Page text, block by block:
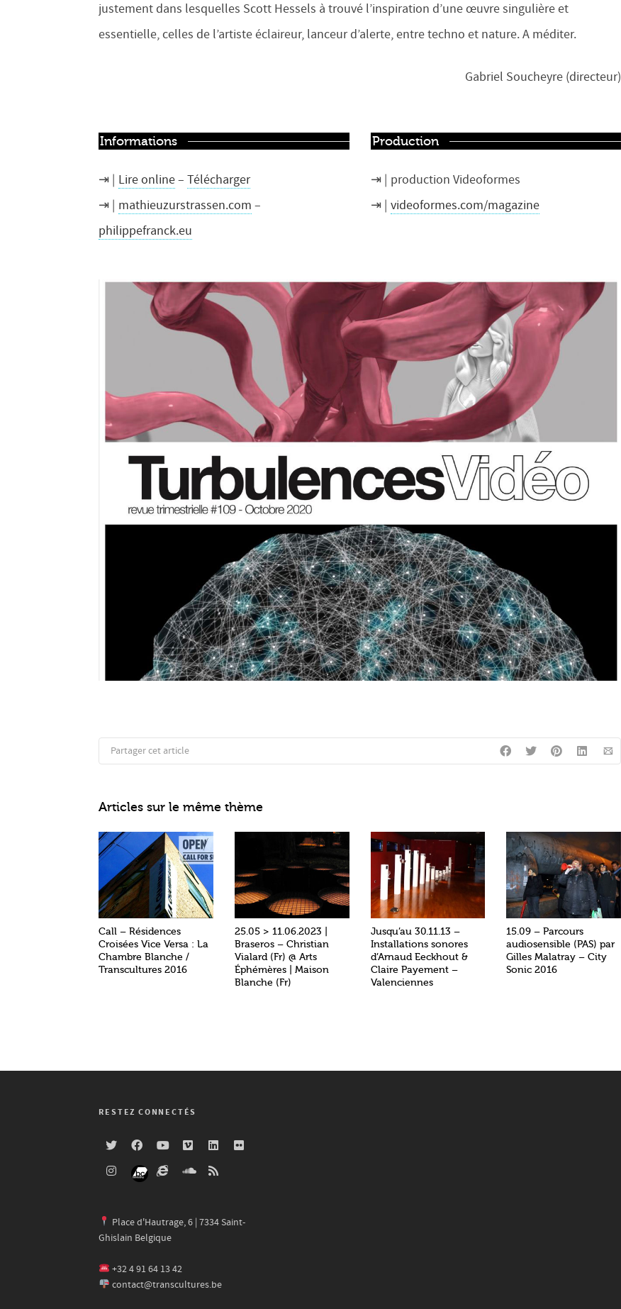
justement dans lesquelles Scott Hessels à trouvé l’inspiration d’une œuvre singulière et
essentielle, celles de l’artiste éclaireur, lanceur d’alerte, entre techno et nature. A méditer.
Gabriel Soucheyre (directeur)
Informations
Lire online–Télécharger
mathieuzurstrassen.com –
philippefranck.eu
Production
production Videoformes
videoformes.com/magazine
Partager cet article
Articles sur le même thème
Call – Résidences
Croisées Vice Versa : La
Chambre Blanche /
Transcultures 2016
25.05 > 11.06.2023 |
Braseros – Christian
Vialard (Fr) @ Arts
Éphémères | Maison
Blanche (Fr)
Jusqu’au 30.11.13 –
Installations sonores
d’Arnaud Eeckhout &
Claire Payement –
Valenciennes
15.09 – Parcours
audiosensible (PAS) par
Gilles Malatray – City
Sonic 2016
RESTEZ CONNECTÉS
Place d'Hautrage, 6 | 7334 Saint-
Ghislain Belgique
+32 4 91 64 13 42
contact@transcultures.be